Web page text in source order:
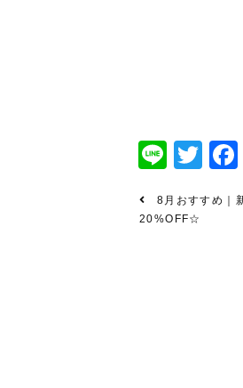
Line
8月おすすめ｜
20%OFF☆